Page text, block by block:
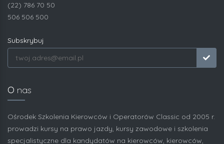
(22) 786 70 50
506 506 500
Subskrybuj
O nas
Ośrodek Szkolenia Kierowców i Operatorów Classic od 2005 r.
prowadzi kursy na prawo jazdy, kursy zawodowe i szkolenia
specjalistyczne dla kandydatów na kierowców, kierowców,